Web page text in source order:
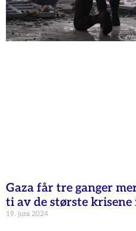
Gaza får tre ganger
ti av de største
19. juni 2024